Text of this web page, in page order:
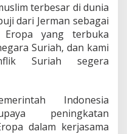
terbesar di dunia
dari Jerman sebagai
yang terbuka
Suriah, dan kami
Suriah segera
Indonesia
peningkatan
dalam kerjasama